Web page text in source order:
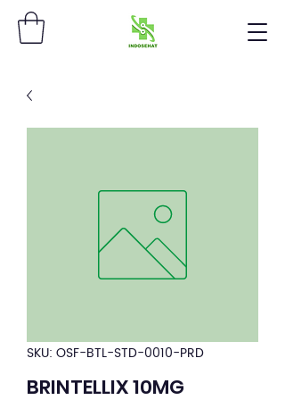
SKU: OSF-BTL-STD-0010-PRD
BRINTELLIX 10MG